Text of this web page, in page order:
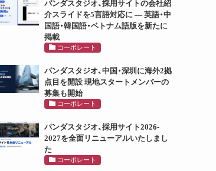
パンダスタジオ、採用サイトの会社紹
介スライドを5言語対応に ― 英語・中
国語・韓国語・ベトナム語版を新たに
掲載
コーポレート
パンダスタジオ、中国・深圳に海外2拠
点目を開設 現地スタートメンバーの
募集も開始
コーポレート
パンダスタジオ、採用サイト2026-
2027を全面リニューアルいたしまし
た
コーポレート